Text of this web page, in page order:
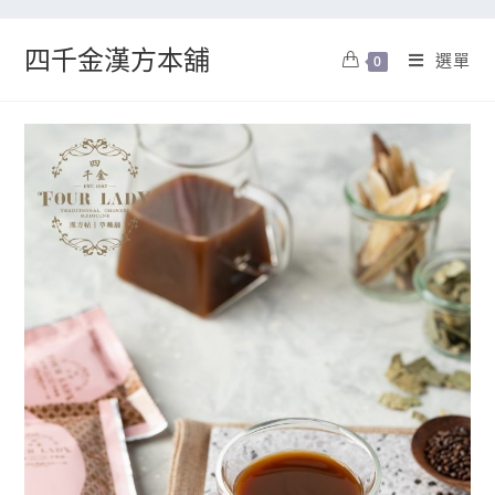
四千金漢方本舖 0 選單